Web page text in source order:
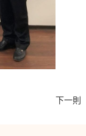
下一則